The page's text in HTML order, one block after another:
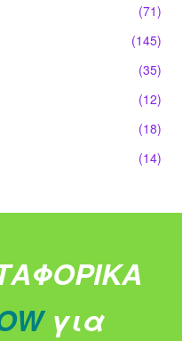
(71)
(145)
(35)
(12)
(18)
(14)
για